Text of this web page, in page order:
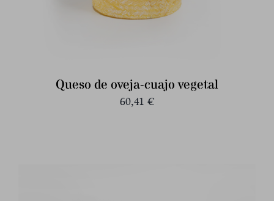
Queso de oveja-cuajo vegetal
60,41 €